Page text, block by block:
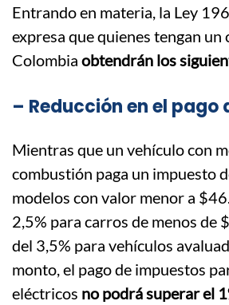
Entrando en materia, la Ley
expresa que quienes tengan
Colombia obtendrán los
– Reducción en el pago
Mientras que un vehículo con
combustión paga un impuesto
modelos con valor menor a
2,5% para carros de menos de
del 3,5% para vehículos
monto, el pago de impuestos
eléctricos no podrá superar el